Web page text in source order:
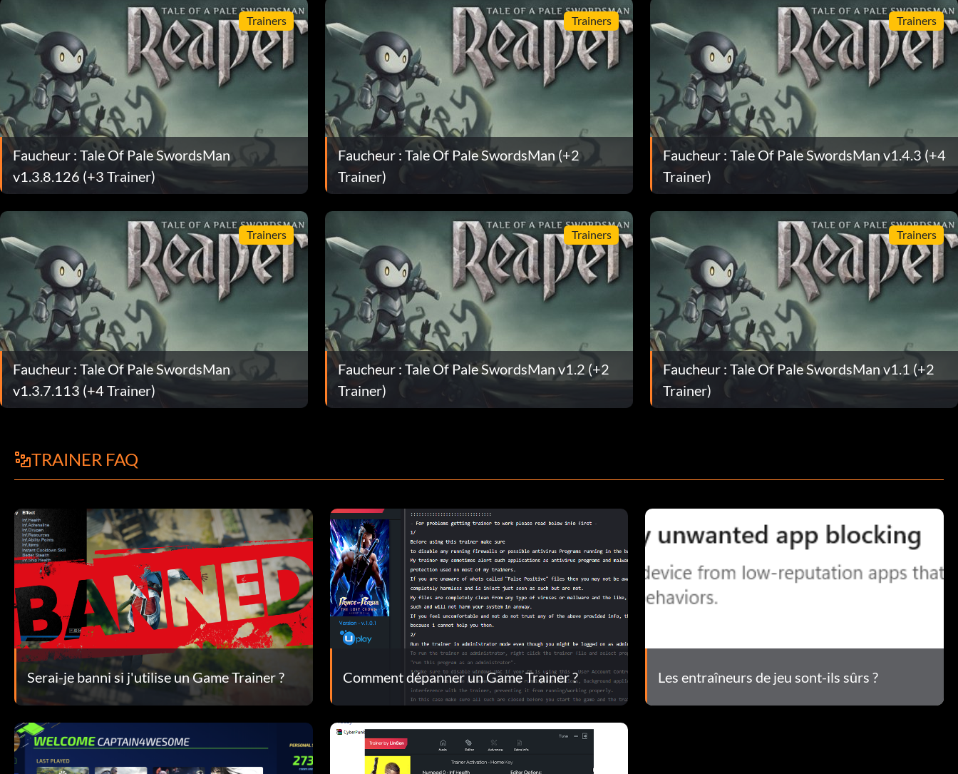
Trainers
Faucheur : Tale Of Pale SwordsMan
v1.3.8.126 (+3 Trainer)
Trainers
Faucheur : Tale Of Pale SwordsMan (+2
Trainer)
Trainers
Faucheur : Tale Of Pale SwordsMan v1.4.3 (+4
Trainer)
Trainers
Faucheur : Tale Of Pale SwordsMan
v1.3.7.113 (+4 Trainer)
Trainers
Faucheur : Tale Of Pale SwordsMan v1.2 (+2
Trainer)
Trainers
Faucheur : Tale Of Pale SwordsMan v1.1 (+2
Trainer)
TRAINER FAQ
Serai-je banni si j'utilise un Game Trainer ? Comment dépanner un Game Trainer ? Les entraîneurs de jeu sont-ils sûrs ?